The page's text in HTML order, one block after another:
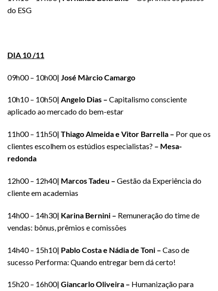
do ESG
DIA 10 /11
09h00 – 10h00| José Màrcio Camargo
10h10 – 10h50| Angelo Dias – Capitalismo consciente
aplicado ao mercado do bem-estar
11h00 – 11h50| Thiago Almeida e Vitor Barrella – Por que os
clientes escolhem os estúdios especialistas? – Mesa-
redonda
12h00 – 12h40| Marcos Tadeu – Gestão da Experiência do
cliente em academias
14h00 – 14h30| Karina Bernini – Remuneração do time de
vendas: bônus, prêmios e comissões
14h40 – 15h10| Pablo Costa e Nádia de Toni – Caso de
sucesso Performa: Quando entregar bem dá certo!
15h20 – 16h00| Giancarlo Oliveira – Humanização para